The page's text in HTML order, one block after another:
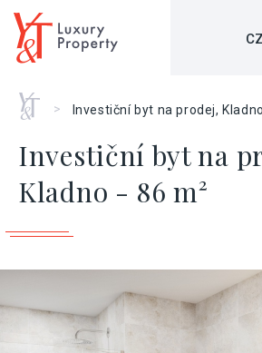
CZ
Home
> Investiční byt na prodej,
Investiční byt na
Kladno - 86 m²